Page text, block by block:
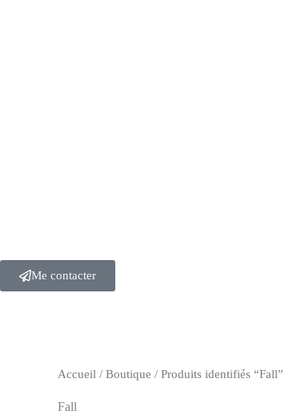
Me contacter
Accueil / Boutique / Produits identifiés “Fall”
Fall